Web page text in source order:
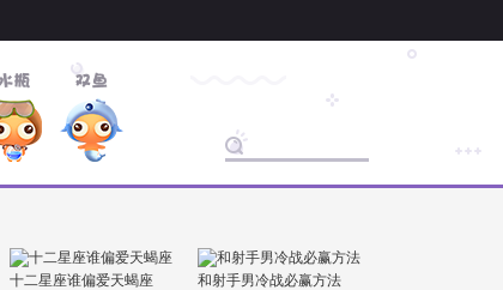
十二星座谁偏爱天蝎座 和射手男冷战必赢方法